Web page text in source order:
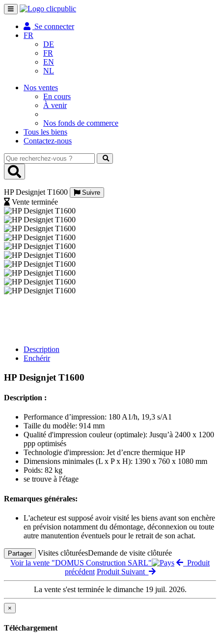
Toggle
navigation
Se connecter
FR
DE
FR
EN
NL
Nos ventes
En cours
À venir
Nos fonds de commerce
Tous les biens
Contactez-nous
Que
recherchez-
vous
HP Designjet T1600
Suivre
Vente terminée
Description
Enchérir
HP Designjet T1600
Description :
Performance d’impression: 180 A1/h, 19,3 s/A1
Taille du modèle: 914 mm
Qualité d'impression couleur (optimale): Jusqu’à 2400 x 1200
ppp optimisés
Technologie d'impression: Jet d’encre thermique HP
Dimensions minimales (L x P x H): 1390 x 760 x 1080 mm
Poids: 82 kg
se trouve à l'étage
Remarques générales:
L'acheteur est supposé avoir visité les biens avant son enchère
en prévision notamment du démontage, déconnexion ou toute
autre manutention éventuels pour le retrait de son achat.
Partager Visites clôturéesDemande de visite clôturée
Voir la vente "DOMUS Construction SARL"
Produit
précédent Produit Suivant
La vente s'est terminée le dimanche 19 juil. 2026.
×
Téléchargement